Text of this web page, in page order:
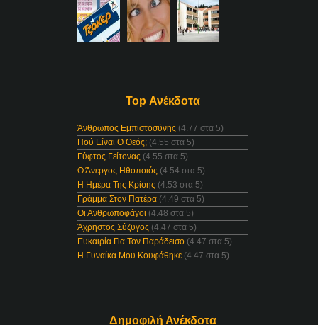
Top Ανέκδοτα
Άνθρωπος Εμπιστοσύνης (4.77 στα 5)
Πού Είναι Ο Θεός; (4.55 στα 5)
Γύφτος Γείτονας (4.55 στα 5)
Ο Άνεργος Ηθοποιός (4.54 στα 5)
Η Ημέρα Της Κρίσης (4.53 στα 5)
Γράμμα Στον Πατέρα (4.49 στα 5)
Οι Ανθρωποφάγοι (4.48 στα 5)
Άχρηστος Σύζυγος (4.47 στα 5)
Ευκαιρία Για Τον Παράδεισο (4.47 στα 5)
Η Γυναίκα Μου Κουφάθηκε (4.47 στα 5)
Δημοφιλή Ανέκδοτα